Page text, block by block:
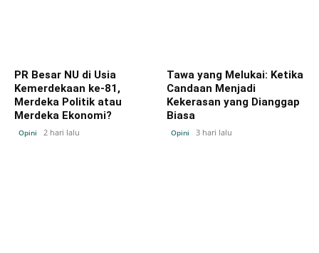
PR Besar NU di Usia
Kemerdekaan ke-81,
Merdeka Politik atau
Merdeka Ekonomi?
Opini 2 hari lalu
Tawa yang Melukai: Ketika
Candaan Menjadi
Kekerasan yang Dianggap
Biasa
Opini 3 hari lalu